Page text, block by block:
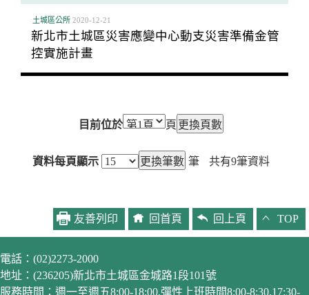
土城區公所 2020-12-21
新北市土城區災害應變中心動支災害準備金管
控實施計畫
目前位於 頁
資料每頁顯示 筆 共有9筆資料
友善列印 回首頁 回上頁 TOP
電話：(02)2273-2000
地址：(236205)新北市土城區金城路1段101號
服務時間：週一至週五8:00-18:00,彈性上班時間8:00-8:30,17:30-